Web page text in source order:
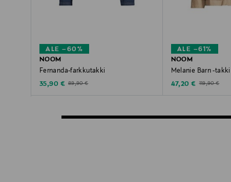
ALE –60%
NOOM
Fernanda-farkkutakki
Discounted Price
35,90 € Original Price
89,90 €
ALE –61%
NOOM
Melanie Barn -takki
Discounted Price
47,20 € Original Price
119,90 €